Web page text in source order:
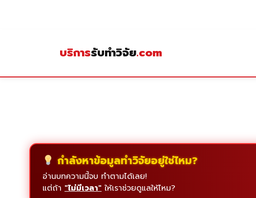
บริการรับทำวิจัย.com
กำลังหาข้อมูลทำวิจัยอยู่ใช่ไหม?
อ่านบทความนี้จบ ทำตามได้เลย!
แต่ถ้า "ไม่มีเวลา" ให้เราช่วยดูแลให้ไหม?